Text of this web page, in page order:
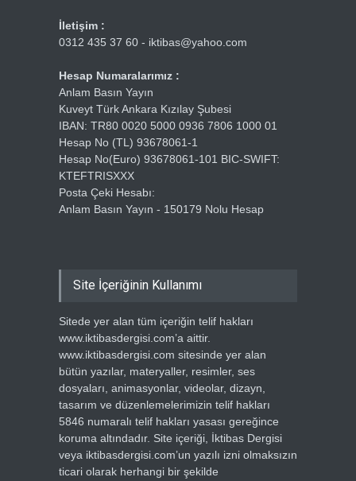
İletişim :
0312 435 37 60 - iktibas@yahoo.com
Hesap Numaralarımız :
Anlam Basın Yayın
Kuveyt Türk Ankara Kızılay Şubesi
IBAN: TR80 0020 5000 0936 7806 1000 01
Hesap No (TL) 93678061-1
Hesap No(Euro) 93678061-101 BIC-SWIFT:
KTEFTRISXXX
Posta Çeki Hesabı:
Anlam Basın Yayın - 150179 Nolu Hesap
Site İçeriğinin Kullanımı
Sitede yer alan tüm içeriğin telif hakları
www.iktibasdergisi.com’a aittir.
www.iktibasdergisi.com sitesinde yer alan
bütün yazılar, materyaller, resimler, ses
dosyaları, animasyonlar, videolar, dizayn,
tasarım ve düzenlemelerimizin telif hakları
5846 numaralı telif hakları yasası gereğince
koruma altındadır. Site içeriği, İktibas Dergisi
veya iktibasdergisi.com’un yazılı izni olmaksızın
ticari olarak herhangi bir şekilde